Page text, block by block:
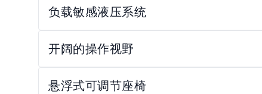
负载敏感液压系统
开阔的操作视野
悬浮式可调节座椅